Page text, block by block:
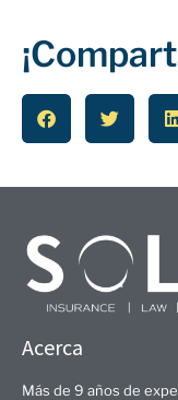
Acerca
Más de 9 años de